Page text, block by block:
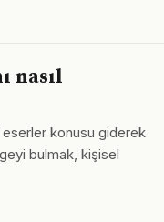
nasıl
eserler konusu giderek
bulmak, kişisel